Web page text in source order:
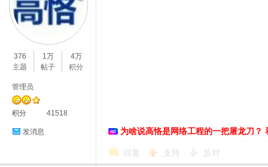
376
主题
1万
帖子
4万
积分
管理员
积分 41518
发消息 为啥说高恪是网络工程的一把屠龙刀？
回复 支持 反对